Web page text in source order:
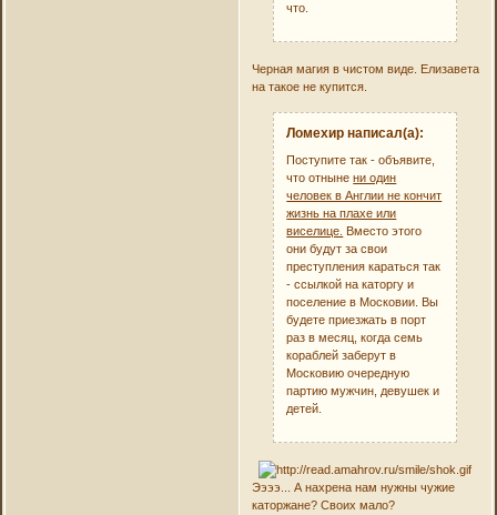
что.
Черная магия в чистом виде. Елизавета
на такое не купится.
Ломехир написал(а):
Поступите так - объявите,
что отнынени один
человек в Англии не кончит
жизнь на плахе или
виселице. Вместо этого
они будут за свои
преступления караться так
- ссылкой на каторгу и
поселение в Московии. Вы
будете приезжать в порт
раз в месяц, когда семь
кораблей заберут в
Московию очередную
партию мужчин, девушек и
детей.
Ээээ... А нахрена нам нужны чужие
каторжане? Своих мало?